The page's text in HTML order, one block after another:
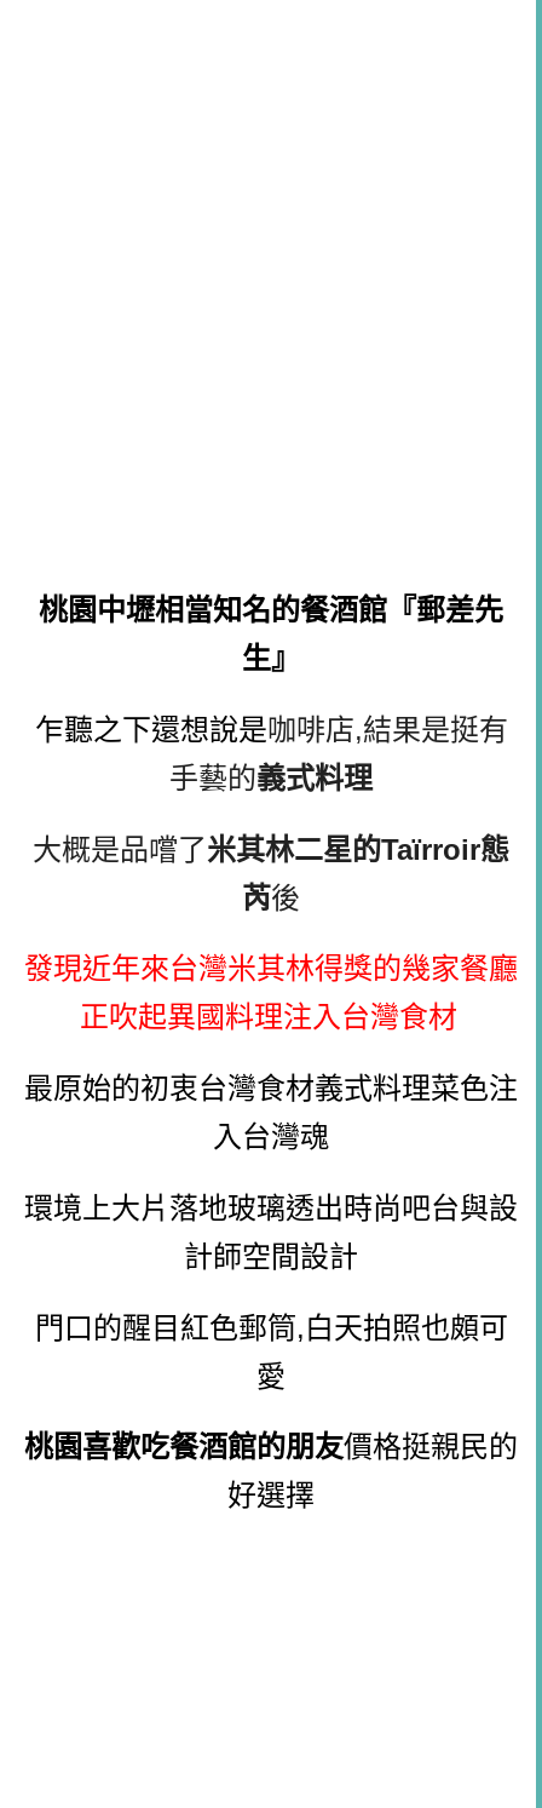
桃園中壢相當知名的餐酒館『郵差先
生』
乍聽之下還想說是咖啡店,結果是挺有
手藝的義式料理
大概是品嚐了米其林二星的Taïrroir態
芮後
發現近年來台灣米其林得獎的幾家餐廳
正吹起異國料理注入台灣食材
最原始的初衷台灣食材義式料理菜色注
入台灣魂
環境上大片落地玻璃透出時尚吧台與設
計師空間設計
門口的醒目紅色郵筒,白天拍照也頗可
愛
桃園喜歡吃餐酒館的朋友價格挺親民的
好選擇